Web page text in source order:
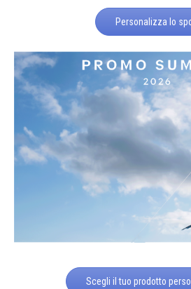
Personalizza lo
Scegli il tuo prodotto